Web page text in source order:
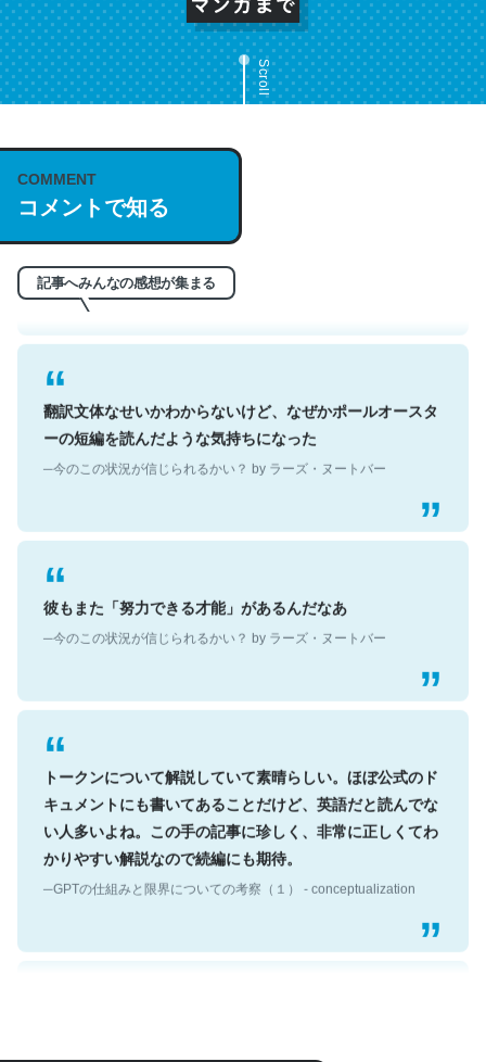
Scroll
COMMENT
コメントで知る
記事へみんなの感想が集まる
これは名文。彼はとてもクレバーなんだろうなと凄く思
う。英語少しでも読める人は原文もお勧め。自分はこの流
れ好き。Let’s Fucking Go. Then Covid hit. Shit.
翻訳文体なせいかわからないけど、なぜかポールオースタ
ーの短編を読んだような気持ちになった
彼もまた「努力できる才能」があるんだなあ
トークンについて解説していて素晴らしい。ほぼ公式のド
キュメントにも書いてあることだけど、英語だと読んでな
い人多いよね。この手の記事に珍しく、非常に正しくてわ
かりやすい解説なので続編にも期待。